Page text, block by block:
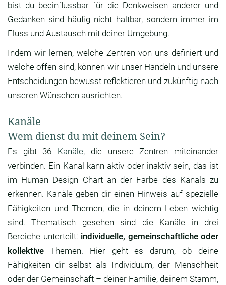
bist du beeinflussbar für die Denkweisen anderer und
Gedanken sind häufig nicht haltbar, sondern immer im
Fluss und Austausch mit deiner Umgebung.
Indem wir lernen, welche Zentren von uns definiert und
welche offen sind, können wir unser Handeln und unsere
Entscheidungen bewusst reflektieren und zukünftig nach
unseren Wünschen ausrichten.
Kanäle
Wem dienst du mit deinem Sein?
Es gibt 36 Kanäle, die unsere Zentren miteinander
verbinden. Ein Kanal kann aktiv oder inaktiv sein, das ist
im Human Design Chart an der Farbe des Kanals zu
erkennen. Kanäle geben dir einen Hinweis auf spezielle
Fähigkeiten und Themen, die in deinem Leben wichtig
sind. Thematisch gesehen sind die Kanäle in drei
Bereiche unterteilt: individuelle, gemeinschaftliche oder
kollektive Themen. Hier geht es darum, ob deine
Fähigkeiten dir selbst als Individuum, der Menschheit
oder der Gemeinschaft – deiner Familie, deinem Stamm,